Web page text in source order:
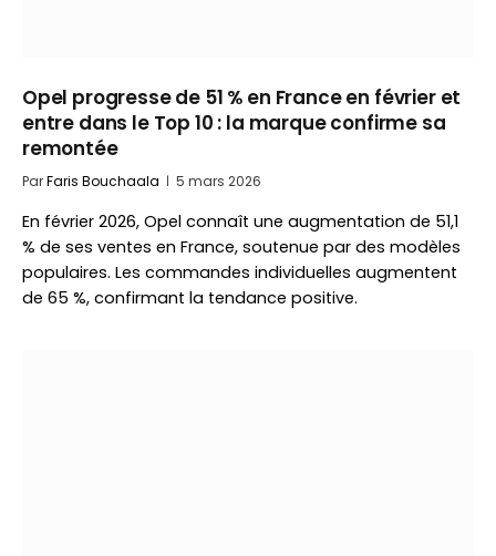
Opel progresse de 51 % en France en février et
entre dans le Top 10 : la marque confirme sa
remontée
ParFaris Bouchaala 5 mars 2026
En février 2026, Opel connaît une augmentation de 51,1
% de ses ventes en France, soutenue par des modèles
populaires. Les commandes individuelles augmentent
de 65 %, confirmant la tendance positive.